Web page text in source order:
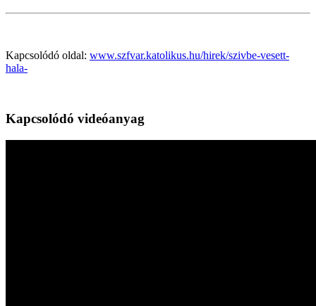
Kapcsolódó oldal: www.szfvar.katolikus.hu/hirek/szivbe-vesett-
hala-
Kapcsolódó videóanyag